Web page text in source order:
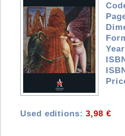
Used editions: 3,98 €